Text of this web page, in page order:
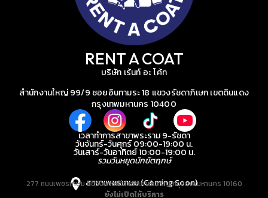
RENT A COAT
บริษัท เร้นท์ อะ โค้ท
สำนักงานใหญ่ 99/9 ซอยอินทามระ 18 แขวงรัชดาภิเษก เขตดินแดง
กรุงเทพมหานคร 10400
เวลาทำการสาขาพระราม 9-รัชดา
วันจันทร์-วันศุกร์ 09:00-19:00 น.
วันเสาร์-วันอาทิตย์ 10:00-19:00 น.
รวมวันหยุดนักขัตฤกษ์
สาขาเพชรเกษม (Coming Soon)
277 ถนนเพชรเกษม แขวงบางหว้า เขตภาษีเจริญ กรุงเทพมหานคร 10160
ยังไม่เปิดให้บริการ